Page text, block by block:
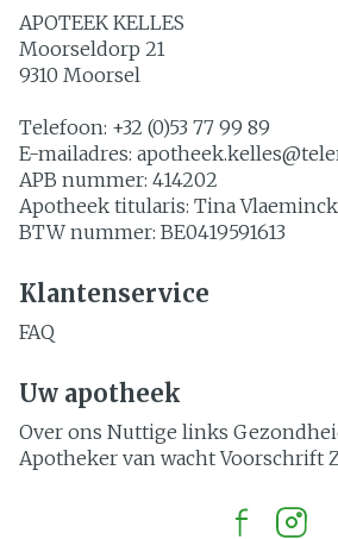
APOTEEK KELLES
Moorseldorp 21
9310 Moorsel
Telefoon: +32 (0)53 77 99 89
E-mailadres: apotheek.kelles@
APB nummer: 414202
Apotheek titularis: Tina Vlaeminck
BTW nummer: BE0419591613
Klantenservice
FAQ
Uw apotheek
Over ons Nuttige links
Apotheker van wacht Voorschrift